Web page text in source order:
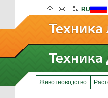
RU
Животноводство